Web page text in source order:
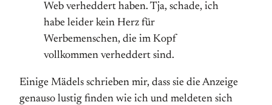
Web verheddert haben. Tja, schade, ich
habe leider kein Herz für
Werbemenschen, die im Kopf
vollkommen verheddert sind.
Einige Mädels schrieben mir, dass sie die Anzeige
genauso lustig finden wie ich und meldeten sich